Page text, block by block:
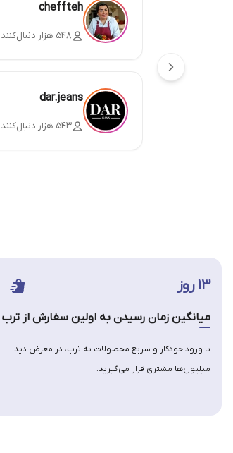
cheffteh
۵۴۸ هزار دنبال‌کننده
dar.jeans
۵۴۳ هزار دنبال‌کننده
۱۳ روز
میانگین زمان رسیدن به اولین سفارش از ترب
با ورود خودکار و سریع محصولات به ترب، در معرض دید
میلیون‌ها مشتری قرار می‌گیرید.